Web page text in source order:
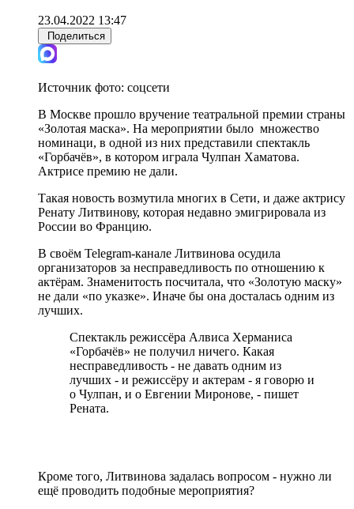
23.04.2022 13:47
Поделиться
Источник фото: соцсети
В Москве прошло вручение театральной премии страны
«Золотая маска». На мероприятии было множество
номинаци, в одной из них представили спектакль
«Горбачёв», в котором играла Чулпан Хаматова.
Актрисе премию не дали.
Такая новость возмутила многих в Сети, и даже актрису
Ренату Литвинову, которая недавно эмигрировала из
России во Францию.
В своём Telegram-канале Литвинова осудила
организаторов за несправедливость по отношению к
актёрам. Знаменитость посчитала, что «Золотую маску»
не дали «по указке». Иначе бы она досталась одним из
лучших.
Спектакль режиссёра Алвиса Херманиса
«Горбачёв» не получил ничего. Какая
несправедливость - не давать одним из
лучших - и режиссёру и актерам - я говорю и
о Чулпан, и о Евгении Миронове, - пишет
Рената.
Кроме того, Литвинова задалась вопросом - нужно ли
ещё проводить подобные мероприятия?